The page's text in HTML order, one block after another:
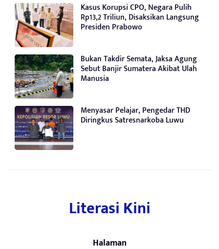
Kasus Korupsi CPO, Negara Pulih
Rp13,2 Triliun, Disaksikan Langsung
Presiden Prabowo
Bukan Takdir Semata, Jaksa Agung
Sebut Banjir Sumatera Akibat Ulah
Manusia
Menyasar Pelajar, Pengedar THD
Diringkus Satresnarkoba Luwu
Literasi Kini
Halaman